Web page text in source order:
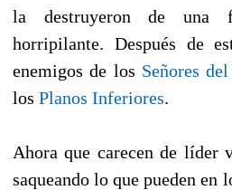
la destruyeron de una
horripilante. Después de
enemigos de los Señores
los Planos Inferiores.
Ahora que carecen de líder
saqueando lo que pueden en